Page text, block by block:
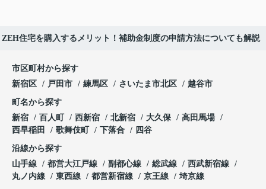
ZEH住宅を購入するメリット！補助金制度の申請方法についても解説
市区町村から探す
新宿区
戸田市 練馬区 さいたま市北区 越谷市
町名から探す
新宿
百人町 西新宿 北新宿 大久保
高田馬場
西早稲田
歌舞伎町 下落合 四谷
沿線から探す
山手線
都営大江戸線 副都心線 総武線
西武新宿線
丸ノ内線
東西線 都営新宿線 京王線 埼京線